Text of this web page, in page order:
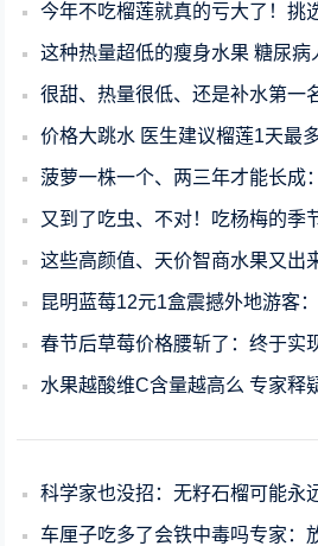
今年不吃榴莲就真的亏大了！挑选榴莲记住这3
这种热量超低的瘦身水果 糖尿病人也能放心
很甜、热量很低、还是补水第一名：这种
价格大跳水 医生建议榴莲1天最多吃1瓣：只因
菠萝一株一个、两三年才能长成：为啥
又到了吃虫、不对！吃杨梅的季
这些高颜值、天价智商水果又出来骗人了 它
昆明蓝莓12元1盒震撼外地游客
春节后草莓价格腰斩了：终于实
水果越酸维C含量越高么 专家释疑
科学家也没招：无籽石榴可能永
车厘子吃多了会铁中毒吗专家：放心吃